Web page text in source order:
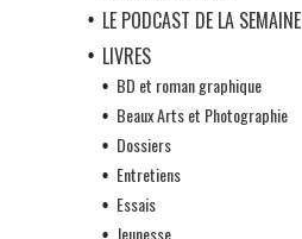
LE PODCAST DE LA SEMAINE
LIVRES
BD et roman graphique
Beaux Arts et Photographie
Dossiers
Entretiens
Essais
Jeunesse